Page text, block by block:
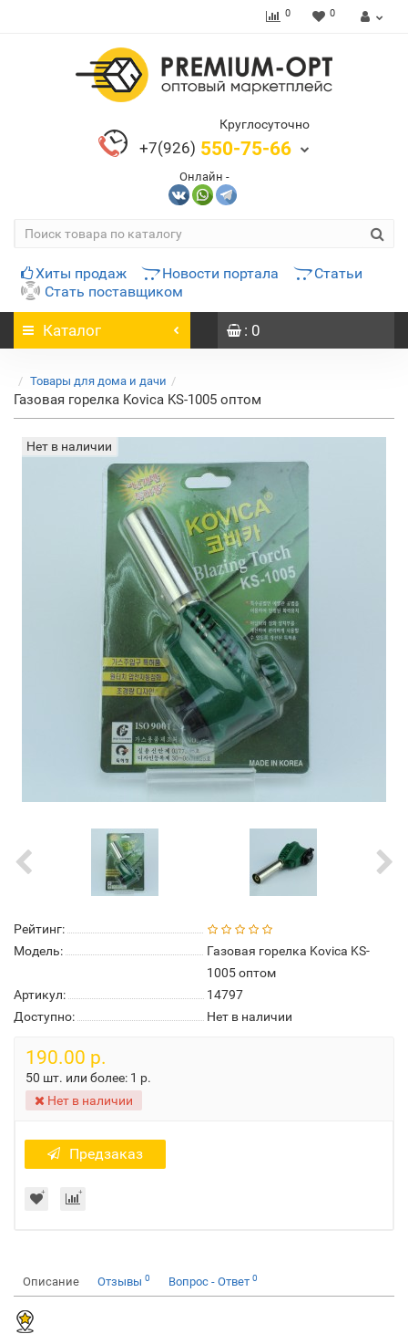
0 0
Круглосуточно
+7(926) 550-75-66
Онлайн -
Хиты продаж Новости портала
Статьи
Стать поставщиком
Каталог : 0
Товары для дома и дачи
Газовая горелка Kovica KS-1005 оптом
Нет в наличии
Рейтинг:
Модель:
Газовая горелка Kovica KS-
1005 оптом
Артикул:
14797
Доступно:
Нет в наличии
190.00 р.
50 шт. или более: 1 р.
Нет в наличии
Предзаказ
Описание Отзывы 0 Вопрос - Ответ 0